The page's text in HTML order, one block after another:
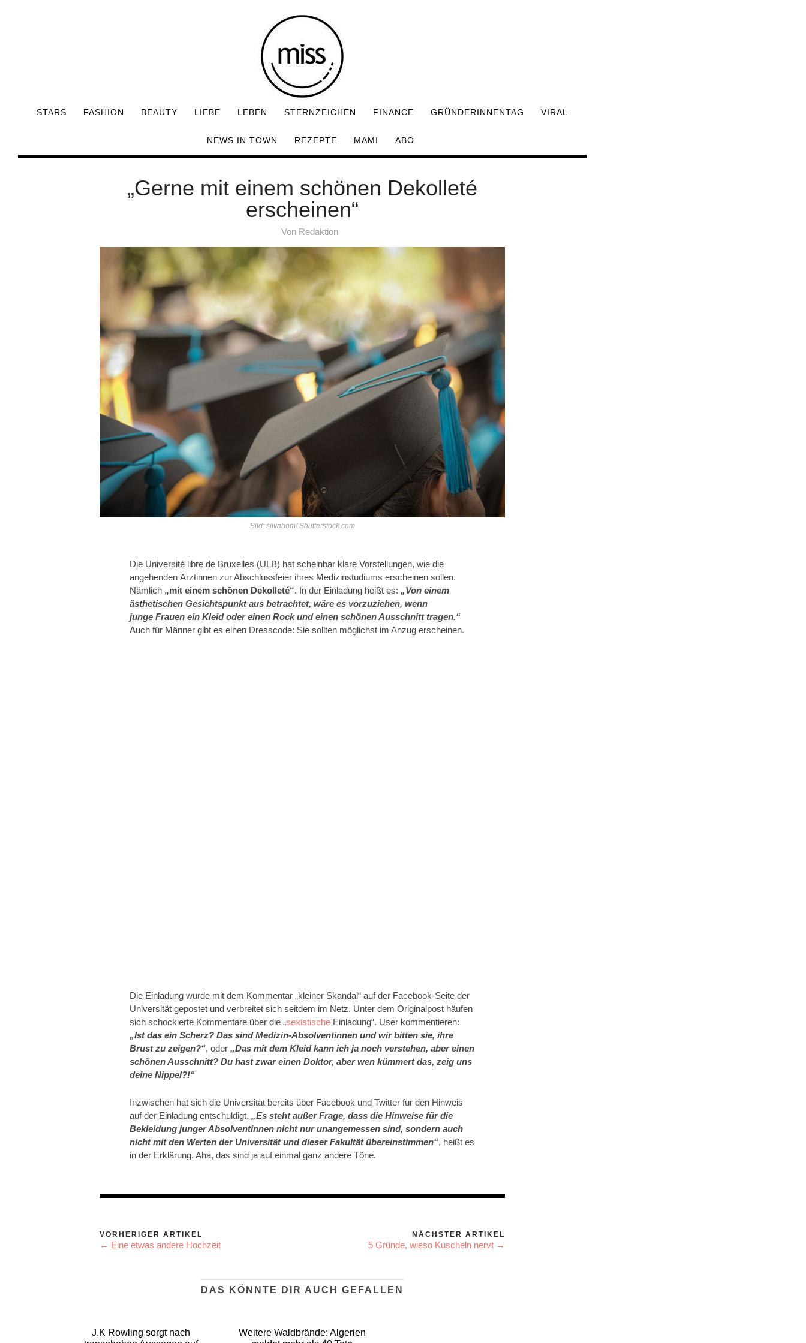
STARS FASHION BEAUTY LIEBE LEBEN STERNZEICHEN FINANCE GRÜNDERINNENTAG VIRAL
NEWS IN TOWN REZEPTE MAMI ABO
„Gerne mit einem schönen Dekolleté
erscheinen“
Von Redaktion
Bild: silvabom/ Shutterstock.com
Die Université libre de Bruxelles (ULB) hat scheinbar klare Vorstellungen, wie die
angehenden Ärztinnen zur Abschlussfeier ihres Medizinstudiums erscheinen sollen.
Nämlich „mit einem schönen Dekolleté“. In der Einladung heißt es: „Von einem
ästhetischen Gesichtspunkt aus betrachtet, wäre es vorzuziehen, wenn
junge Frauen ein Kleid oder einen Rock und einen schönen Ausschnitt tragen.“
Auch für Männer gibt es einen Dresscode: Sie sollten möglichst im Anzug erscheinen.
Die Einladung wurde mit dem Kommentar „kleiner Skandal“ auf der Facebook-Seite der
Universität gepostet und verbreitet sich seitdem im Netz. Unter dem Originalpost häufen
sich schockierte Kommentare über die „sexistische Einladung“. User kommentieren:
„Ist das ein Scherz? Das sind Medizin-Absolventinnen und wir bitten sie, ihre
Brust zu zeigen?“, oder „Das mit dem Kleid kann ich ja noch verstehen, aber einen
schönen Ausschnitt? Du hast zwar einen Doktor, aber wen kümmert das, zeig uns
deine Nippel?!“
Inzwischen hat sich die Universität bereits über Facebook und Twitter für den Hinweis
auf der Einladung entschuldigt. „Es steht außer Frage, dass die Hinweise für die
Bekleidung junger Absolventinnen nicht nur unangemessen sind, sondern auch
nicht mit den Werten der Universität und dieser Fakultät übereinstimmen“, heißt es
in der Erklärung. Aha, das sind ja auf einmal ganz andere Töne.
VORHERIGER ARTIKEL
← Eine etwas andere Hochzeit
NÄCHSTER ARTIKEL
5 Gründe, wieso Kuscheln nervt →
DAS KÖNNTE DIR AUCH GEFALLEN
J.K Rowling sorgt nach
Weitere Waldbrände: Algerien